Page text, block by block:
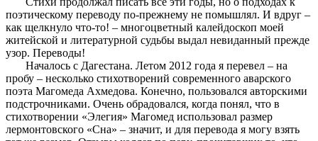
поэтическому переводу по-прежнему не помышлял. И вдруг –
как щелкнуло что-то! – многоцветный калейдоскоп моей
житейской и литературной судьбы выдал невиданный прежде
узор. Переводы!
Началось с Дагестана. Летом 2012 года я перевел – на
пробу – несколько стихотворений современного аварского
поэта Магомеда Ахмедова. Конечно, пользовался авторскими
подстрочниками. Очень обрадовался, когда понял, что в
стихотворении «Элегия» Магомед использовал размер
лермонтовского «Сна» – значит, и для перевода я могу взять